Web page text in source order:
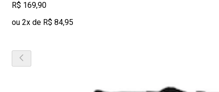
R$ 169,90
ou 2x de R$ 84,95